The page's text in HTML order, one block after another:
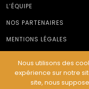
L’ÉQUIPE
NOS PARTENAIRES
MENTIONS LÉGALES
© Le Musicodrome
Nous utilisons des
expérience sur notre
site, nous